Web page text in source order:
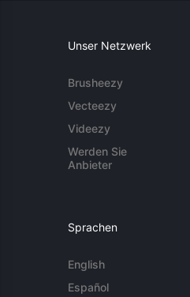
Unser Netzwerk
Brusheezy
Vecteezy
Videezy
Werden Sie
Anbieter
Sprachen
English
Español